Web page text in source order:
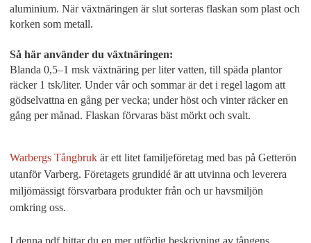
aluminium. När växtnäringen är slut sorteras flaskan som plast och
korken som metall.
Så här använder du växtnäringen:
Blanda 0,5–1 msk växtnäring per liter vatten, till späda plantor
räcker 1 tsk/liter. Under vår och sommar är det i regel lagom att
gödselvattna en gång per vecka; under höst och vinter räcker en
gång per månad. Flaskan förvaras bäst mörkt och svalt.
Warbergs Tångbruk är ett litet familjeföretag med bas på Getterön
utanför Varberg. Företagets grundidé är att utvinna och leverera
miljömässigt försvarbara produkter från och ur havsmiljön
omkring oss.
I denna pdf hittar du en mer utförlig beskrivning av tångens